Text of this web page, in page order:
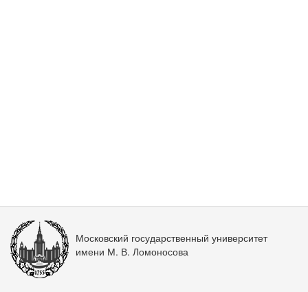
Московский государственный университет
имени М. В. Ломоносова